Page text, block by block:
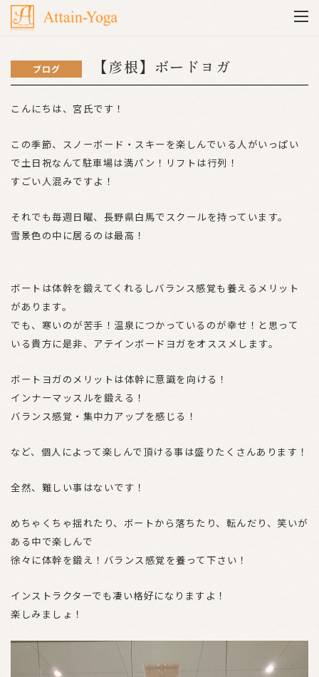
ブログ 【彦根】ボードヨガ
こんにちは、宮氏です！
この季節、スノーボード・スキーを楽しんでいる人がいっぱい
で土日祝なんて駐車場は満パン！リフトは行列！
すごい人混みですよ！
それでも毎週日曜、長野県白馬でスクールを持っています。
雪景色の中に居るのは最高！
ボートは体幹を鍛えてくれるしバランス感覚も養えるメリット
があります。
でも、寒いのが苦手！温泉につかっているのが幸せ！と思って
いる貴方に是非、アテインボードヨガをオススメします。
ボートヨガのメリットは体幹に意識を向ける！
インナーマッスルを鍛える！
バランス感覚・集中力アップを感じる！
など、個人によって楽しんで頂ける事は盛りたくさんあります！
全然、難しい事はないです！
めちゃくちゃ揺れたり、ボートから落ちたり、転んだり、笑いが
ある中で楽しんで
徐々に体幹を鍛え！バランス感覚を養って下さい！
インストラクターでも凄い格好になりますよ！
楽しみましょ！